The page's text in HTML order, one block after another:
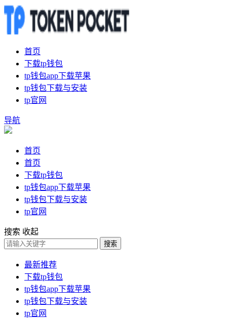
首页
下载tp钱包
tp钱包app下载苹果
tp钱包下载与安装
tp官网
导航
首页
首页
下载tp钱包
tp钱包app下载苹果
tp钱包下载与安装
tp官网
搜索 收起
搜索
最新推荐
下载tp钱包
tp钱包app下载苹果
tp钱包下载与安装
tp官网